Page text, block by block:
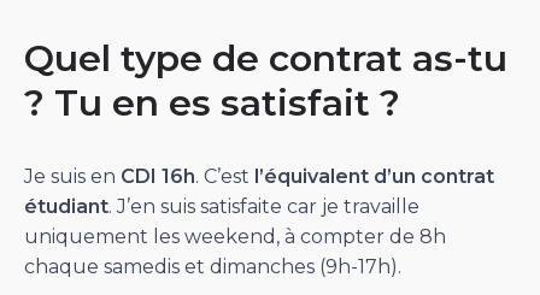
Quel type de contrat as-tu
? Tu en es satisfait ?
Je suis en CDI 16h. C’est l’équivalent d’un contrat
étudiant. J’en suis satisfaite car je travaille
uniquement les weekend, à compter de 8h
chaque samedis et dimanches (9h-17h).